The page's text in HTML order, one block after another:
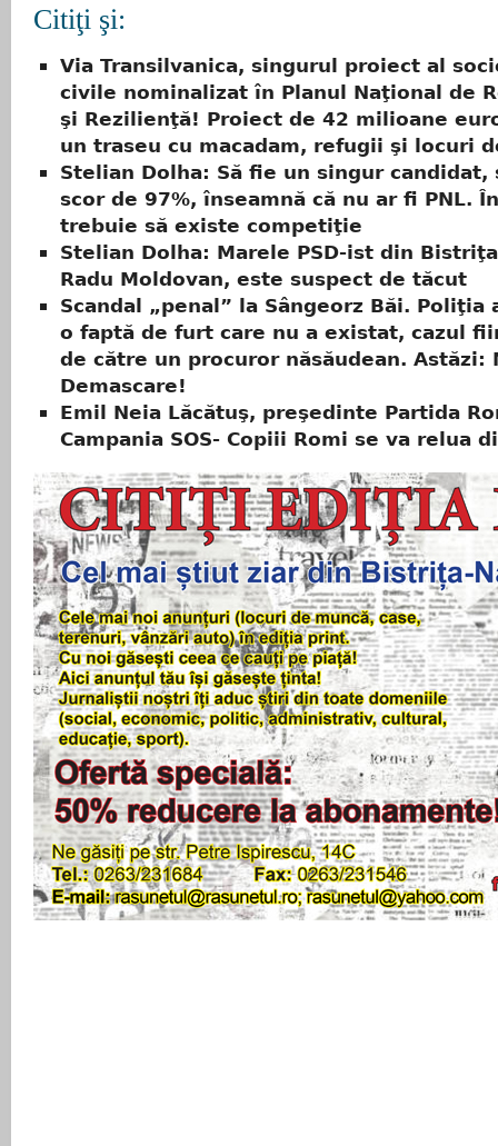
Citiţi şi:
Via Transilvanica, singurul proiect al
civile nominalizat în Planul Naţional de
şi Rezilienţă! Proiect de 42 milioane
un traseu cu macadam, refugii şi locuri
Stelian Dolha: Să fie un singur candidat,
scor de 97%, înseamnă că nu ar fi PNL.
trebuie să existe competiţie
Stelian Dolha: Marele PSD-ist din
Radu Moldovan, este suspect de tăcut
Scandal „penal” la Sângeorz Băi. Poliţia
o faptă de furt care nu a existat, cazul
de către un procuror năsăudean. Astăzi:
Demascare!
Emil Neia Lăcătuş, preşedinte Partida
Campania SOS- Copiii Romi se va relua